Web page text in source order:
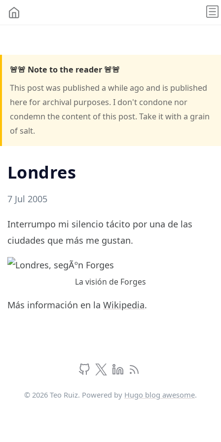
🚨🚨 Note to the reader 🚨🚨
This post was published a while ago and is published
here for archival purposes. I don't condone nor
condemn the content of this post. Take it with a grain
of salt.
Londres
7 Jul 2005
Interrumpo mi silencio tácito por una de las
ciudades que más me gustan.
La visión de Forges
Más información en la Wikipedia.
© 2026 Teo Ruiz. Powered by Hugo blog awesome.